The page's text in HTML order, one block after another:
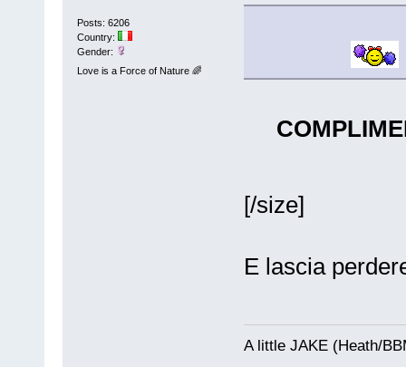
Posts: 6206
Country:
Gender:
Love is a Force of Nature 🌈
[/size]
E lascia
A little JAKE (Heath/